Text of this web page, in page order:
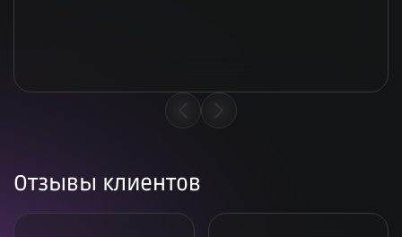
Отзывы клиентов